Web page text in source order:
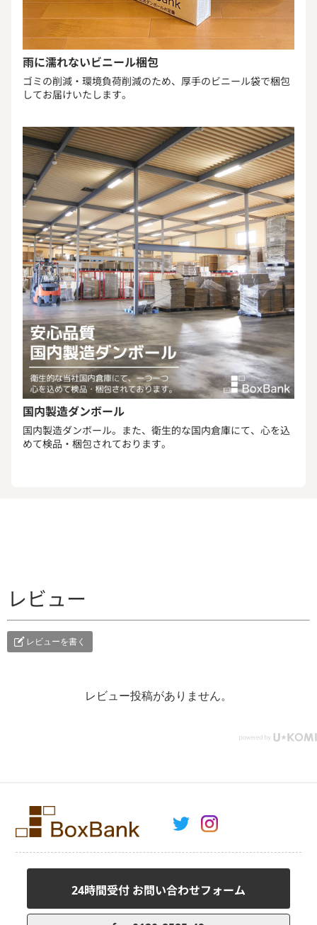
雨に濡れないビニール梱包
ゴミの削減・環境負荷削減のため、厚手のビニール袋で梱包
してお届けいたします。
国内製造ダンボール
国内製造ダンボール。また、衛生的な国内倉庫にて、心を込
めて検品・梱包されております。
レビュー
レビューを書く
レビュー投稿がありません。
24時間受付 お問い合わせフォーム